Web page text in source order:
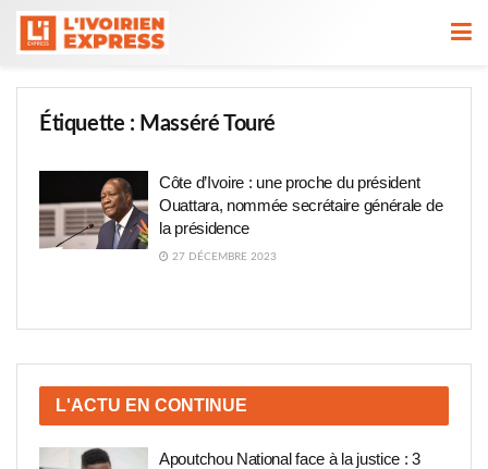
Étiquette : Masséré Touré
Côte d’Ivoire : une proche du président
Ouattara, nommée secrétaire générale de
la présidence
27 DÉCEMBRE 2023
L'ACTU EN CONTINUE
Apoutchou National face à la justice : 3